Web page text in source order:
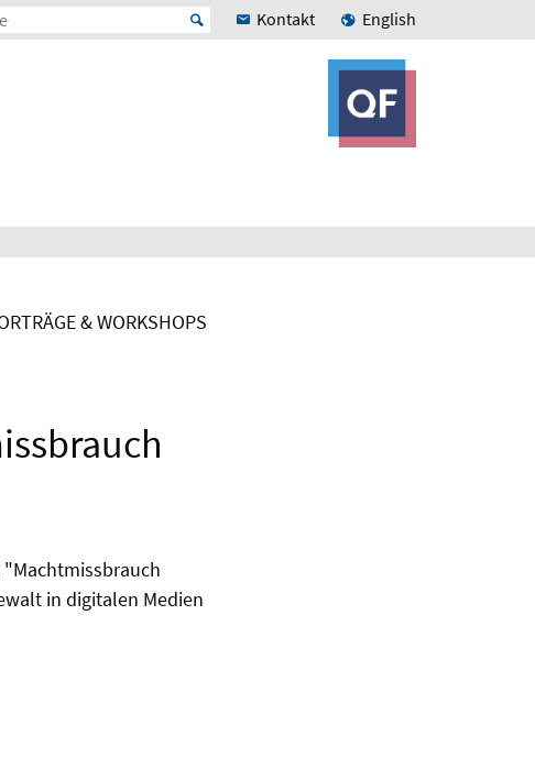
Kontakt English
& WORKSHOPS
"Machtmissbrauch
in digitalen Medien